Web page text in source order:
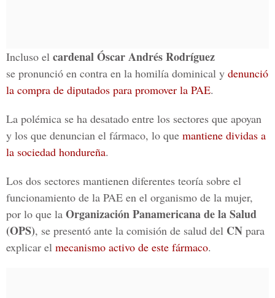
Incluso el cardenal Óscar Andrés Rodríguez
se pronunció en contra en la homilía dominical y denunció
la compra de diputados para promover la PAE.
La polémica se ha desatado entre los sectores que apoyan
y los que denuncian el fármaco, lo que mantiene dividas a
la sociedad hondureña.
Los dos sectores mantienen diferentes teoría sobre el
funcionamiento de la PAE en el organismo de la mujer,
por lo que la Organización Panamericana de la Salud
(OPS), se presentó ante la comisión de salud del CN para
explicar el mecanismo activo de este fármaco.